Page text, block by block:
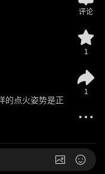
的点火姿势是正
评论
1
1